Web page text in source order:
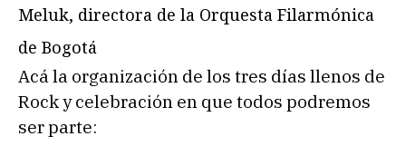
Meluk, directora de la Orquesta Filarmónica
de Bogotá
Acá la organización de los tres días llenos de
Rock y celebración en que todos podremos
ser parte: